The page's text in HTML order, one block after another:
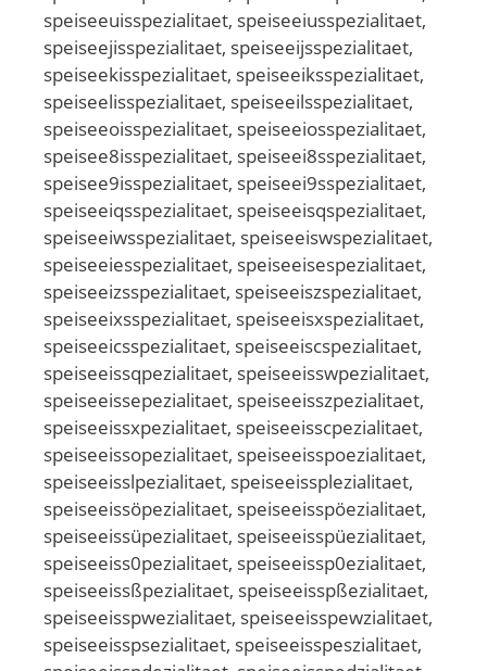
speiseeuisspezialitaet, speiseeiusspezialitaet,
speiseejisspezialitaet, speiseeijsspezialitaet,
speiseekisspezialitaet, speiseeiksspezialitaet,
speiseelisspezialitaet, speiseeilsspezialitaet,
speiseeoisspezialitaet, speiseeiosspezialitaet,
speisee8isspezialitaet, speiseei8sspezialitaet,
speisee9isspezialitaet, speiseei9sspezialitaet,
speiseeiqsspezialitaet, speiseeisqspezialitaet,
speiseeiwsspezialitaet, speiseeiswspezialitaet,
speiseeiesspezialitaet, speiseeisespezialitaet,
speiseeizsspezialitaet, speiseeiszspezialitaet,
speiseeixsspezialitaet, speiseeisxspezialitaet,
speiseeicsspezialitaet, speiseeiscspezialitaet,
speiseeissqpezialitaet, speiseeisswpezialitaet,
speiseeissepezialitaet, speiseeisszpezialitaet,
speiseeissxpezialitaet, speiseeisscpezialitaet,
speiseeissopezialitaet, speiseeisspoezialitaet,
speiseeisslpezialitaet, speiseeissplezialitaet,
speiseeissöpezialitaet, speiseeisspöezialitaet,
speiseeissüpezialitaet, speiseeisspüezialitaet,
speiseeiss0pezialitaet, speiseeissp0ezialitaet,
speiseeissßpezialitaet, speiseeisspßezialitaet,
speiseeisspwezialitaet, speiseeisspewzialitaet,
speiseeisspsezialitaet, speiseeisspeszialitaet,